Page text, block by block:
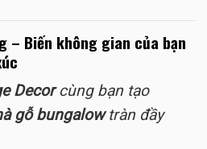
– Biến không gian của bạn
Decorcùng bạn tạo
gỗ bungalowtràn đầy